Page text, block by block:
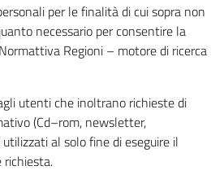
per le finalità di cui sopra non
necessario per consentire la
Regioni – motore di ricerca
utenti che inoltrano richieste di
(Cd–rom, newsletter,
utilizzati al solo fine di eseguire il
richiesta.